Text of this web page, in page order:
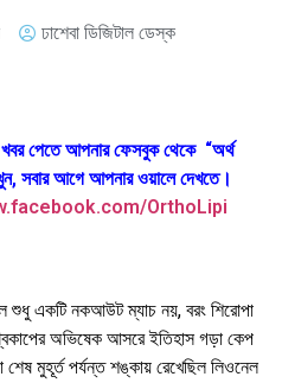
ঢাশেবা ডিজিটাল ডেস্ক
খবর পেতে আপনার ফেসবুক থেকে “অর্থ
সবার আগে আপনার ওয়ালে দেখতে।
OrthoLipi
শুধু একটি নকআউট ম্যাচ নয়, বরং শিরোপা
অভিষেক আসরে ইতিহাস গড়া কেপ
মুহূর্ত পর্যন্ত শঙ্কায় রেখেছিল লিওনেল